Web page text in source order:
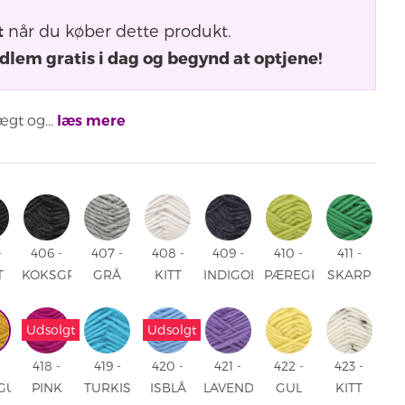
når du køber dette produkt.
gratis i dag og begynd at optjene!
og... læs mere
406 -
KOKSGRÅ
KOKSGRÅ
407 -
GRÅ
GRÅ
408 -
KITT
KITT
409 -
INDIGOBLÅ
INDIGOBLÅ
410 -
PÆREGRØN
PÆREGRØN
411 -
SKARP
411 -
SKARP
GRØN
Udsolgt
418 -
PINK
419 -
TURKIS
Udsolgt
420 -
ISBLÅ
421 -
LAVENDEL
422 -
GUL
423 -
KITT